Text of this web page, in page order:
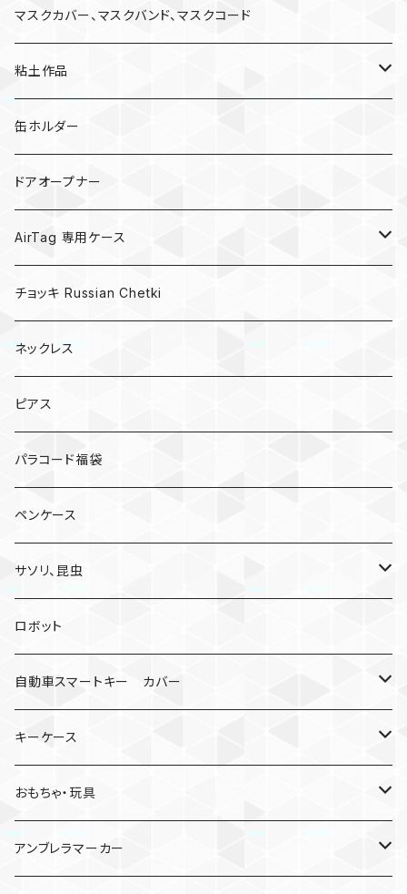
マスクカバー、マスクバンド、マスクコード
粘土作品
亀
キノコ
缶ホルダー
ドアオープナー
AirTag 専用ケース
AirTagキーリング
チョッキ Russian Chetki
ネックレス
ピアス
パラコード福袋
ペンケース
サソリ、昆虫
サソリ
クモ
ロボット
自動車スマートキー カバー
日産
キーケース
MDF材
おもちゃ・玩具
けん玉
アンブレラマーカー